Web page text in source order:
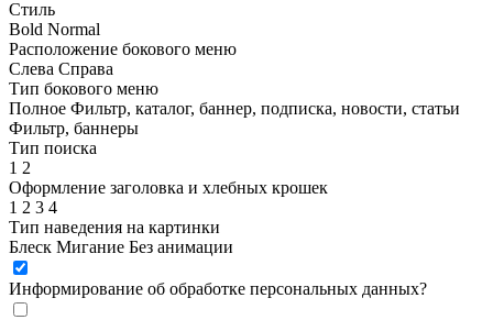
Стиль
Bold Normal
Расположение бокового меню
Слева Справа
Тип бокового меню
Полное Фильтр, каталог, баннер, подписка, новости, статьи
Фильтр, баннеры
Тип поиска
1 2
Оформление заголовка и хлебных крошек
1 2 3 4
Тип наведения на картинки
Блеск Мигание Без анимации
Информирование об обработке персональных данных?